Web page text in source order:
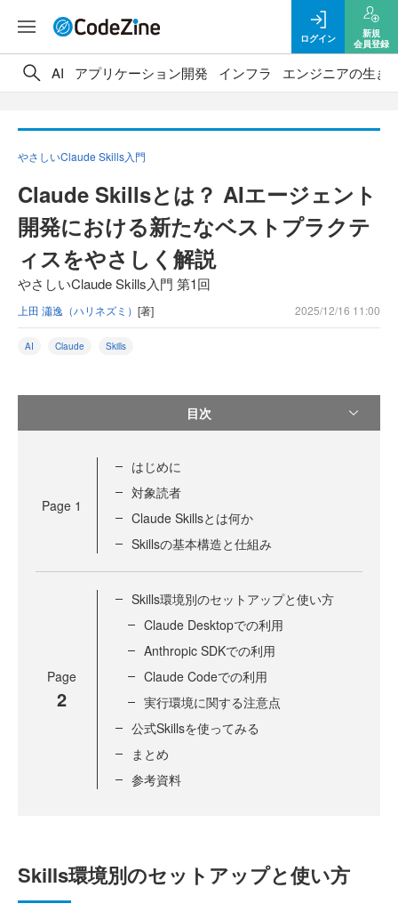
ログイン
新規
会員登録
AI アプリケーション開発 インフラ エンジニアの生き
やさしいClaude Skills入門
Claude Skillsとは？ AIエージェント
開発における新たなベストプラクテ
ィスをやさしく解説
やさしいClaude Skills入門 第1回
上田 瀟逸（ハリネズミ） [著] 2025/12/16 11:00
AI Claude Skills
目次
Page 1
はじめに
対象読者
Claude Skillsとは何か
Skillsの基本構造と仕組み
Page
2
Skills環境別のセットアップと使い方
Claude Desktopでの利用
Anthropic SDKでの利用
Claude Codeでの利用
実行環境に関する注意点
公式Skillsを使ってみる
まとめ
参考資料
Skills環境別のセットアップと使い方